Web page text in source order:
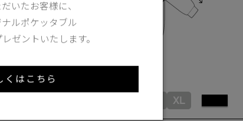
XL
いたお客様に、
ルポケッタブル
ゼントいたします。
くはこちら